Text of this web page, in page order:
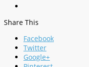
Share This
Facebook
Twitter
Google+